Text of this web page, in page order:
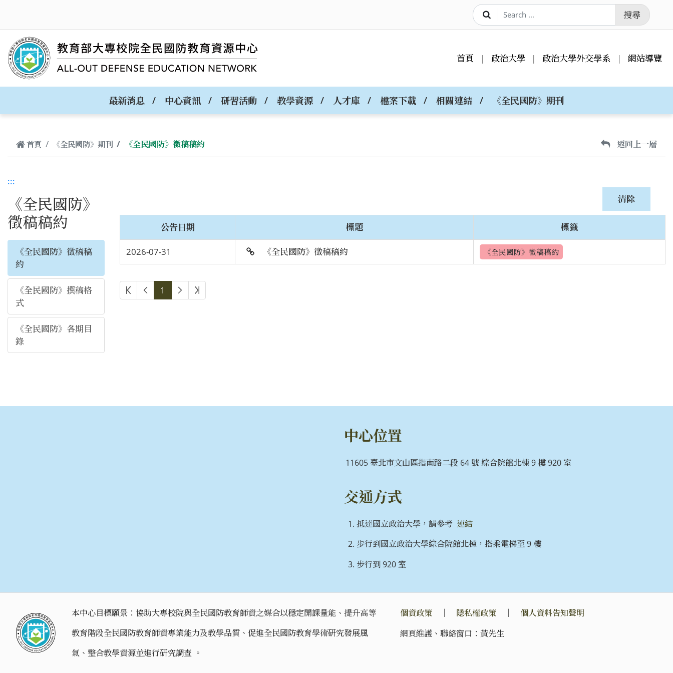
搜尋
首頁 政治大學 政治大學外交學系 網站導覽
最新消息 中心資訊 研習活動 教學資源 人才庫 檔案下載 相關連結 《全民國防》期刊
首頁 《全民國防》期刊 《全民國防》徵稿稿約 返回上一層
:::
《全民國防》
徵稿稿約
《全民國防》徵稿稿
約
《全民國防》撰稿格
式
《全民國防》各期目
錄
公告日期 標題 標籤
2026-07-31 《全民國防》徵稿稿約 《全民國防》徵稿稿約
1
中心位置
11605 臺北市文山區指南路二段 64 號 綜合院館北棟 9 樓 920 室
交通方式
抵達國立政治大學，請參考 連結
步行到國立政治大學綜合院館北棟，搭乘電梯至 9 樓
步行到 920 室
本中心目標願景：協助大專校院與全民國防教育師資之媒合以穩定開課量能、提升高等
教育階段全民國防教育師資專業能力及教學品質、促進全民國防教育學術研究發展風
氣、整合教學資源並進行研究調查 。
個資政策｜ 隱私權政策｜ 個人資料告知聲明
網頁維護、聯絡窗口：黃先生